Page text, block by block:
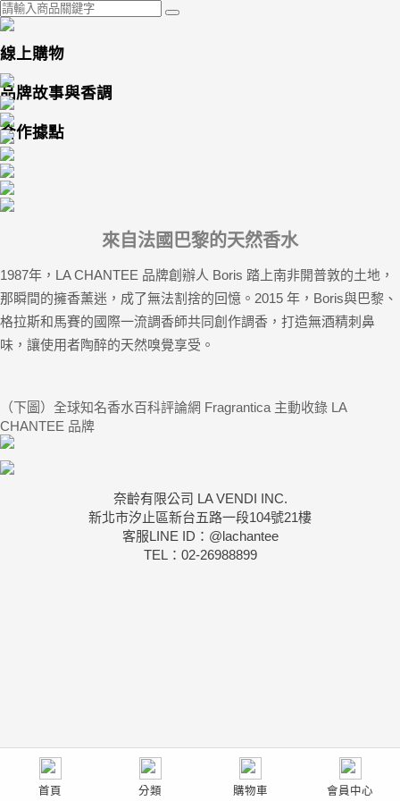
線上購物
品牌故事與香調
合作據點
來自法國巴黎的天然香水
1987年，LA CHANTEE 品牌創辦人 Boris 踏上南非開普敦的土地，
那瞬間的擁香薰迷，成了無法割捨的回憶。2015 年，Boris與巴黎、
格拉斯和馬賽的國際一流調香師共同創作調香，打造無酒精刺鼻
味，讓使用者陶醉的天然嗅覺享受。
（下圖）全球知名香水百科評論網 Fragrantica 主動收錄 LA
CHANTEE 品牌
奈齡有限公司 LA VENDI INC.
新北市汐止區新台五路一段104號21樓
客服LINE ID：@lachantee
TEL：02-26988899
首頁 分類 購物車 會員中心